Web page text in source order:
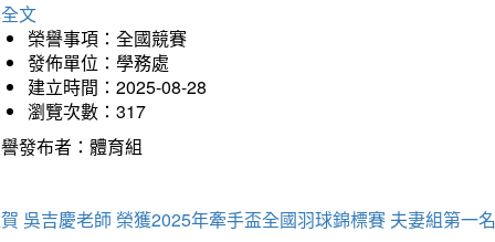
文
榮譽事項：全國競賽
發佈單位：學務處
建立時間：2025-08-28
瀏覽次數：317
發布者：體育組
吳吉慶老師 榮獲2025年牽手盃全國羽球錦標賽 夫妻組第一名